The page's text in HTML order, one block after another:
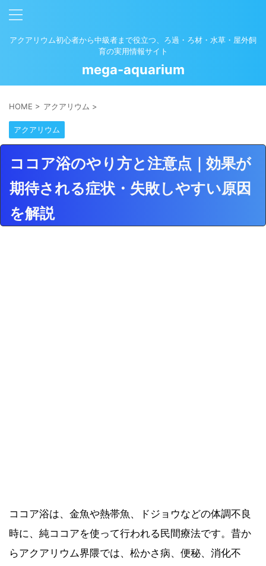
アクアリウム初心者から中級者まで役立つ、ろ過・ろ材・水草・屋外飼
育の実用情報サイト
mega-aquarium
HOME > アクアリウム >
アクアリウム
ココア浴のやり方と注意点｜効果が
期待される症状・失敗しやすい原因
を解説
ココア浴は、金魚や熱帯魚、ドジョウなどの体調不良
時に、純ココアを使って行われる民間療法です。昔か
らアクアリウム界隈では、松かさ病、便秘、消化不